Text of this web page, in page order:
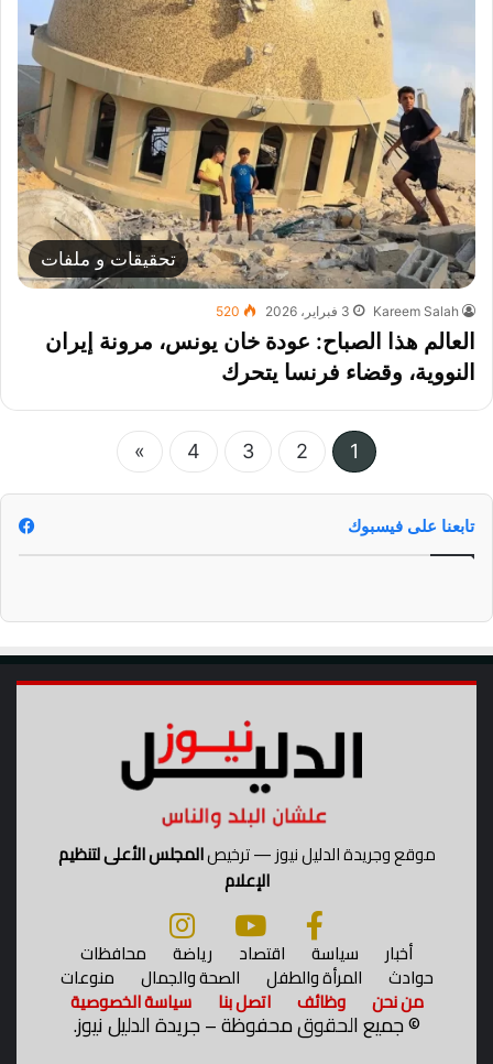
تحقيقات و ملفات
Kareem Salah 3 فبراير، 2026 520
العالم هذا الصباح: عودة خان يونس، مرونة إيران
النووية، وقضاء فرنسا يتحرك
1
2
3
4
»
تابعنا على فيسبوك
موقع وجريدة الدليل نيوز — ترخيصالمجلس الأعلى لتنظيم
الإعلام
أخبار سياسة اقتصاد رياضة محافظات
حوادث المرأة والطفل الصحة والجمال منوعات
من نحن وظائف اتصل بنا سياسة الخصوصية
©جميع الحقوق محفوظة – جريدة الدليل نيوز.